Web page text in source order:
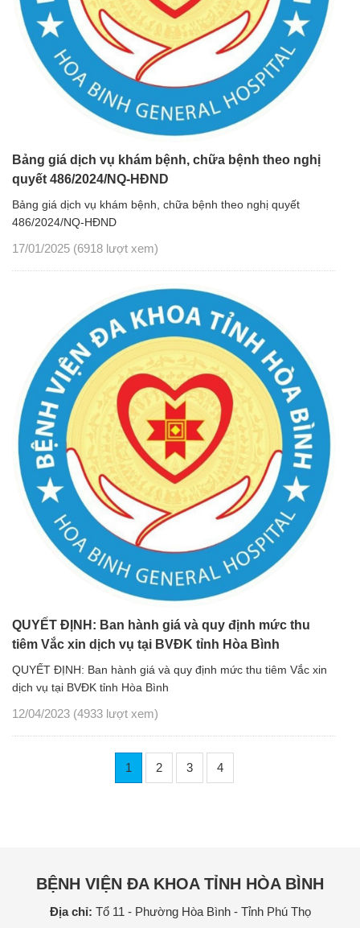
Bảng giá dịch vụ khám bệnh, chữa bệnh theo nghị
quyết 486/2024/NQ-HĐND
Bảng giá dịch vụ khám bệnh, chữa bệnh theo nghị quyết
486/2024/NQ-HĐND
17/01/2025 (6918 lượt xem)
QUYẾT ĐỊNH: Ban hành giá và quy định mức thu
tiêm Vắc xin dịch vụ tại BVĐK tỉnh Hòa Bình
QUYẾT ĐỊNH: Ban hành giá và quy định mức thu tiêm Vắc xin
dịch vụ tại BVĐK tỉnh Hòa Bình
12/04/2023 (4933 lượt xem)
1 2 3 4
BỆNH VIỆN ĐA KHOA TỈNH HÒA BÌNH
Địa chỉ: Tổ 11 - Phường Hòa Bình - Tỉnh Phú Thọ